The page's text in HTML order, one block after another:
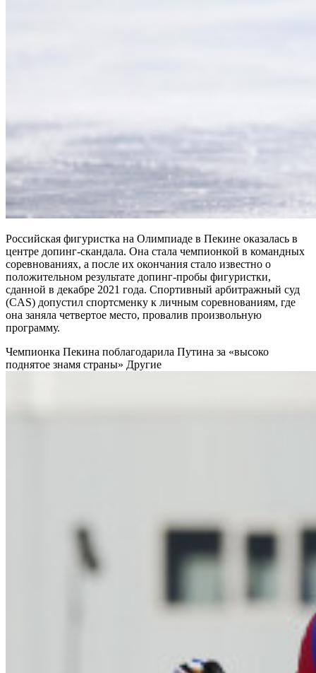
Российская фигуристка на Олимпиаде в Пекине оказалась в
центре допинг-скандала. Она стала чемпионкой в командных
соревнованиях, а после их окончания стало известно о
положительном результате допинг-пробы фигуристки,
сданной в декабре 2021 года. Спортивный арбитражный суд
(CAS) допустил спортсменку к личным соревнованиям, где
она заняла четвертое место, провалив произвольную
программу.
Чемпионка Пекина поблагодарила Путина за «высоко
поднятое знамя страны» Другие